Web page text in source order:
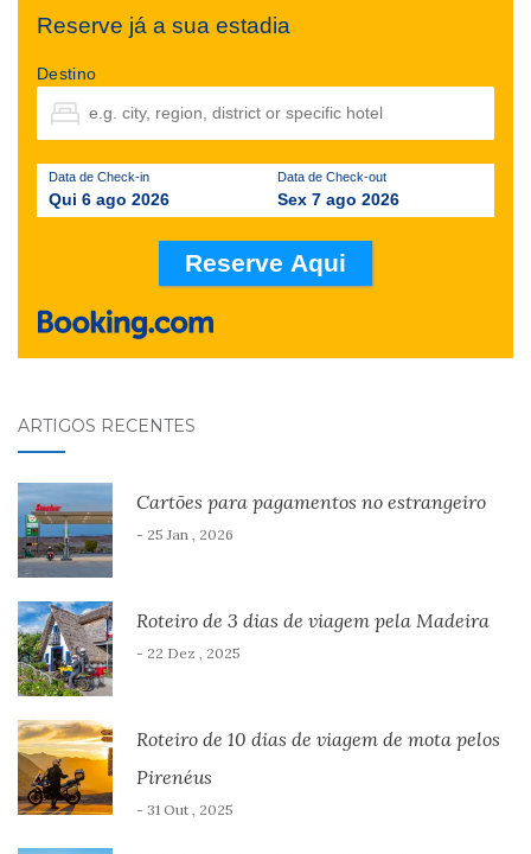
Reserve já a sua estadia
Destino
Data de Check-in
Qui 6 ago 2026
Data de Check-out
Sex 7 ago 2026
ARTIGOS RECENTES
Cartões para pagamentos no estrangeiro
- 25 Jan , 2026
Roteiro de 3 dias de viagem pela Madeira
- 22 Dez , 2025
Roteiro de 10 dias de viagem de mota pelos
Pirenéus
- 31 Out , 2025